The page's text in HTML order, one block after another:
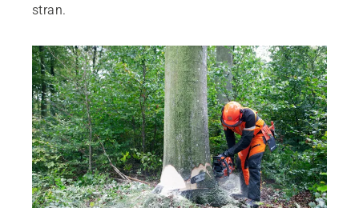
stran.